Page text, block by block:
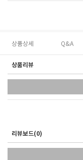
상품상세 Q&A
상품리뷰
리뷰보드(0)